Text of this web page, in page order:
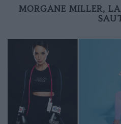
MORGANE MILLER,